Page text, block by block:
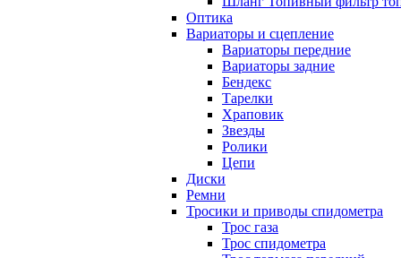
Оптика
Вариаторы и сцепление
Вариаторы передние
Вариаторы задние
Бендекс
Тарелки
Храповик
Звезды
Ролики
Цепи
Диски
Ремни
Тросики и приводы спидометра
Трос газа
Трос спидометра